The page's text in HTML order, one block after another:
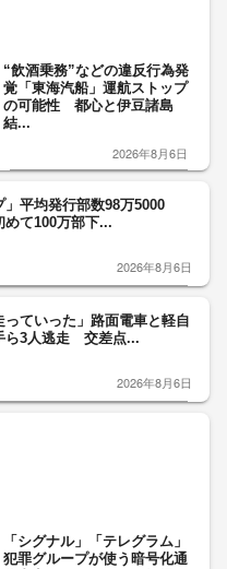
“飲酒乗務”などの違反行為発
覚「東海汽船」運航ストップ
の可能性 都心と伊豆諸島
結...
2026年8月6日
」平均発行部数98万5000
て100万部下...
2026年8月6日
っていった」路面電車と軽自
3人逃走 交差点...
2026年8月6日
「シグナル」「テレグラム」
犯罪グループが使う暗号化通